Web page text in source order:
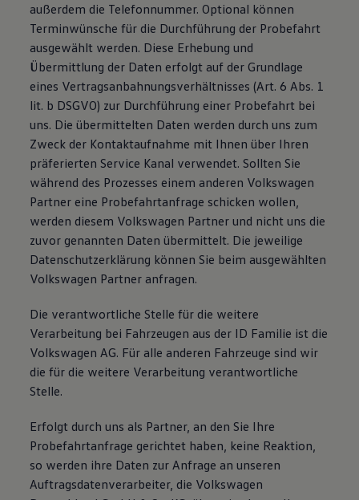
außerdem die Telefonnummer. Optional können
Terminwünsche für die Durchführung der Probefahrt
ausgewählt werden. Diese Erhebung und
Übermittlung der Daten erfolgt auf der Grundlage
eines Vertragsanbahnungsverhältnisses (Art. 6 Abs. 1
lit. b DSGVO) zur Durchführung einer Probefahrt bei
uns. Die übermittelten Daten werden durch uns zum
Zweck der Kontaktaufnahme mit Ihnen über Ihren
präferierten Service Kanal verwendet. Sollten Sie
während des Prozesses einem anderen Volkswagen
Partner eine Probefahrtanfrage schicken wollen,
werden diesem Volkswagen Partner und nicht uns die
zuvor genannten Daten übermittelt. Die jeweilige
Datenschutzerklärung können Sie beim ausgewählten
Volkswagen Partner anfragen.
Die verantwortliche Stelle für die weitere
Verarbeitung bei Fahrzeugen aus der ID Familie ist die
Volkswagen AG. Für alle anderen Fahrzeuge sind wir
die für die weitere Verarbeitung verantwortliche
Stelle.
Erfolgt durch uns als Partner, an den Sie Ihre
Probefahrtanfrage gerichtet haben, keine Reaktion,
so werden ihre Daten zur Anfrage an unseren
Auftragsdatenverarbeiter, die Volkswagen